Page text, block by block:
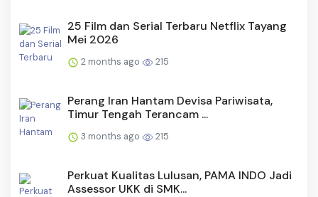
25 Film dan Serial Terbaru Netflix Tayang
Mei 2026
2 months ago 215
Perang Iran Hantam Devisa Pariwisata,
Timur Tengah Terancam ...
3 months ago 215
Perkuat Kualitas Lulusan, PAMA INDO Jadi
Assessor UKK di SMK...